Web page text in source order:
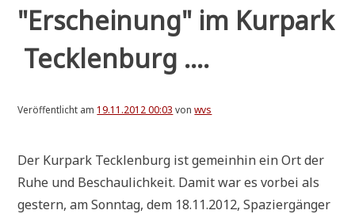
"Erscheinung" im Kurpark
Tecklenburg ....
Veröffentlicht am 19.11.2012 00:03 vonwvs
Der Kur­park Teck­len­burg ist gemein­hin ein Ort der
Ruhe und Beschau­lich­keit. Damit war es vor­bei als
gestern, am Sonn­tag, dem 18.11.2012, Spa­zier­gän­ger